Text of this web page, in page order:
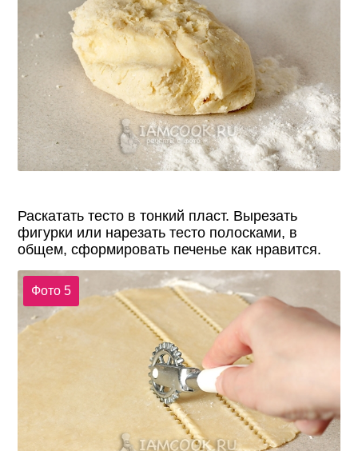
Раскатать тесто в тонкий пласт. Вырезать
фигурки или нарезать тесто полосками, в
общем, сформировать печенье как нравится.
Фото 5